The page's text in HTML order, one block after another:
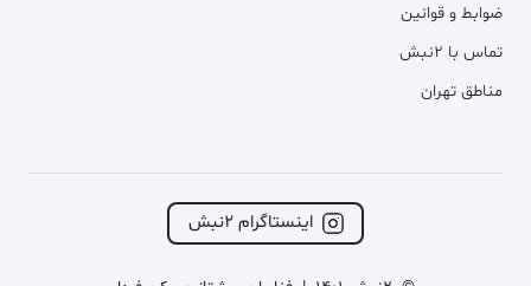
ضوابط و قوانین
تماس با ۲نبش
مناطق تهران
اینستاگرام ۲نبش